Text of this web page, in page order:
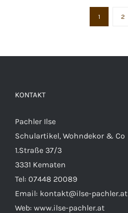
1 2
KONTAKT
Pachler Ilse
Schulartikel, Wohndekor & Co
1.Straße 37/3
3331 Kematen
Tel: 07448 20089
Email: kontakt@ilse-pachler.at
Web: www.ilse-pachler.at